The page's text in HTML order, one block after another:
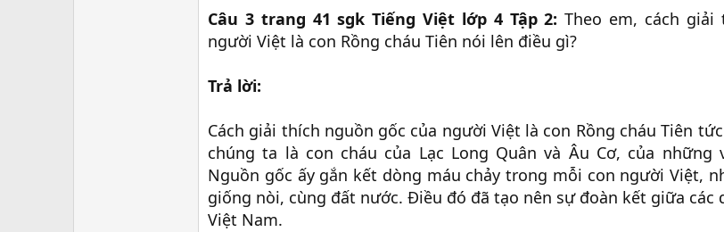
Câu 3 trang 41 sgk Tiếng Việt lớp 4 Tập 2:Theo em, cách giải
người Việt là con Rồng cháu Tiên nói lên điều gì?
Trả lời:
Cách giải thích nguồn gốc của người Việt là con Rồng cháu Tiên
chúng ta là con cháu của Lạc Long Quân và Âu Cơ, của những
Nguồn gốc ấy gắn kết dòng máu chảy trong mỗi con người Việt,
giống nòi, cùng đất nước. Điều đó đã tạo nên sự đoàn kết giữa các
Việt Nam.